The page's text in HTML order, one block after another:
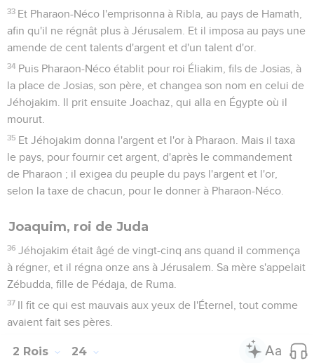
20 Car, à cause de la colère de l'Éternel, il en arriva ainsi à
Jérusalem et à Juda, jusqu'à ce qu'il les rejetât de devant sa
face. Or Sédécias se révolta contre le roi de Babylone.
1 Et il arriva, la neuvième année du règne de Sédécias, le
dixième jour du dixième mois, que Nébucadnetsar, roi de
Babylone, vint contre Jérusalem, lui et toute son armée ; il
2 Or la ville fut assiégée jusqu'à la onzième année du roi
Sédécias.
3
Le neuvième jour du quatrième mois, la famine sévissait
dans la ville, et il n'y avait plus de pain pour le peuple du
pays.
Alors la brèche fut faite à la ville ; et tous les gens de
doubles murailles, près du jardin du roi, pendant que les